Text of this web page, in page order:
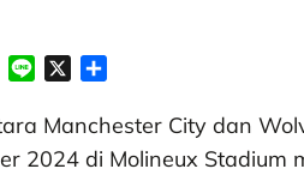
n
e
a
r
e
Manchester City dan
2024 di Molineux Stadium